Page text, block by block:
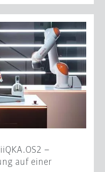
–
auf einer